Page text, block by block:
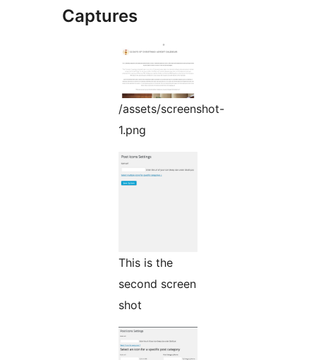
Captures
/assets/screenshot-
1.png
This is the
second screen
shot